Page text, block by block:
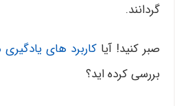
گردانند.
صبر کنید! آیا کاربرد های
بررسی کرده اید؟